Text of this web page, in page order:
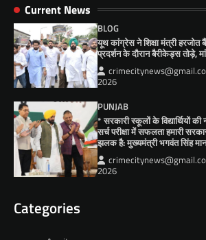
Current News
BLOG
यूथ कांग्रेस ने शिक्षा मंत्री
प्रदर्शन के दौरान बैरीकेड्स तोड़े,
2026
PUNJAB
* सरकारी स्कूलों के विद्यार्थियों
सर्च परीक्षा में सफलता हमारी
झलक है: मुख्यमंत्री भगवंत सिंह
2026
Categories